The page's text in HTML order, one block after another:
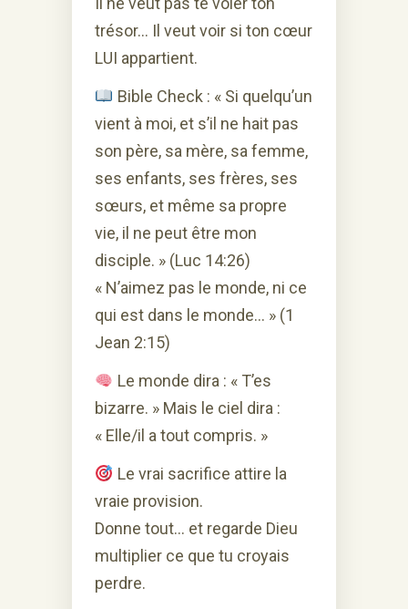
trésor… Il veut voir si ton cœur
LUI appartient.
Bible Check : « Si quelqu’un
vient à moi, et s’il ne hait pas
son père, sa mère, sa femme,
ses enfants, ses frères, ses
sœurs, et même sa propre
vie, il ne peut être mon
disciple. » (Luc 14:26)
« N’aimez pas le monde, ni ce
qui est dans le monde… » (1
Jean 2:15)
Le monde dira : « T’es
bizarre. » Mais le ciel dira :
« Elle/il a tout compris. »
Le vrai sacrifice attire la
vraie provision.
Donne tout… et regarde Dieu
multiplier ce que tu croyais
perdre.